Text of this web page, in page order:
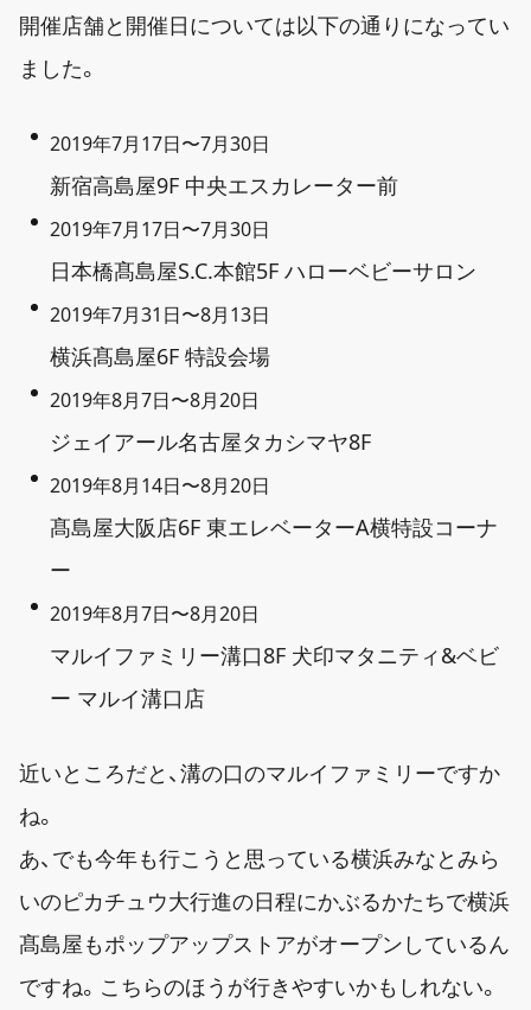
開催店舗と開催日については以下の通りになってい
ました。
2019年7月17日〜7月30日
新宿高島屋9F 中央エスカレーター前
2019年7月17日〜7月30日
日本橋髙島屋S.C.本館5F ハローベビーサロン
2019年7月31日〜8月13日
横浜髙島屋6F 特設会場
2019年8月7日〜8月20日
ジェイアール名古屋タカシマヤ8F
2019年8月14日〜8月20日
髙島屋大阪店6F 東エレベーターA横特設コーナ
ー
2019年8月7日〜8月20日
マルイファミリー溝口8F 犬印マタニティ&ベビ
ー マルイ溝口店
近いところだと、溝の口のマルイファミリーですか
ね。
あ、でも今年も行こうと思っている横浜みなとみら
いのピカチュウ大行進の日程にかぶるかたちで横浜
髙島屋もポップアップストアがオープンしているん
ですね。こちらのほうが行きやすいかもしれない。